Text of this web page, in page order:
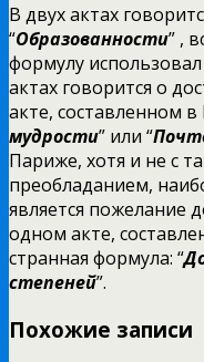
В двух актах
“Образованности” ,
формулу
актах говорится о
акте, составленном
мудрости” или “
Париже, хотя и не с
преобладанием,
является пожелание
одном акте,
странная формула: “
степеней”.
Похожие записи